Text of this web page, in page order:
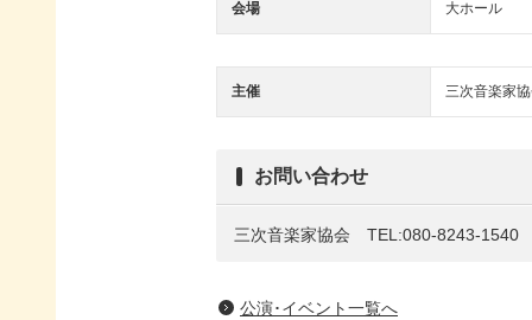
会場 大ホール
主催 三次音楽家
お問い合わせ
三次音楽家協会 TEL:080-8243-1540
公演･イベント一覧へ